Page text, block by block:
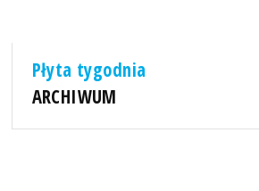
Płyta tygodnia
ARCHIWUM